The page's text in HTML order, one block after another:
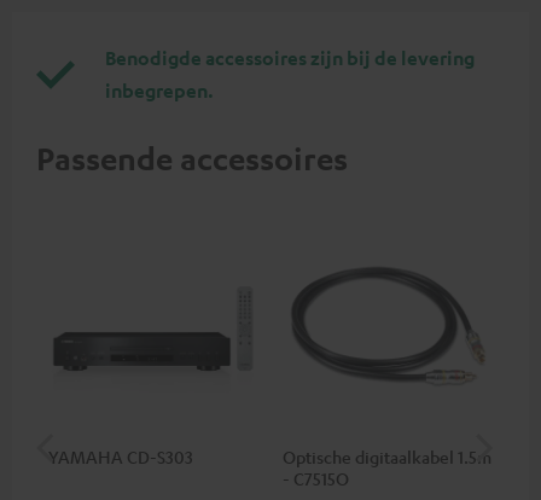
Benodigde accessoires zijn bij de levering
inbegrepen.
Passende accessoires
YAMAHA CD-S303
Optische digitaalkabel 1.5m
- C7515O